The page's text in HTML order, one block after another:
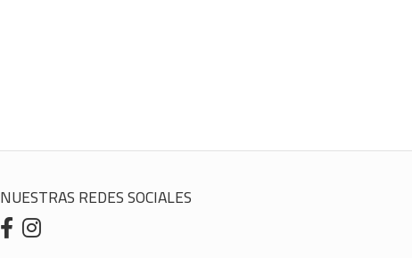
NUESTRAS REDES SOCIALES